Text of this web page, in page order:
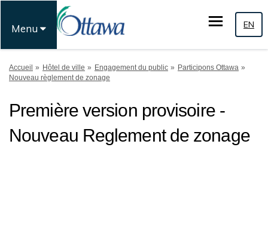
Menu EN
Vous êtes ici:
Accueil Hôtel de ville Engagement du public
Participons Ottawa
Nouveau règlement de zonage
Première version provisoire -
Nouveau Reglement de zonage